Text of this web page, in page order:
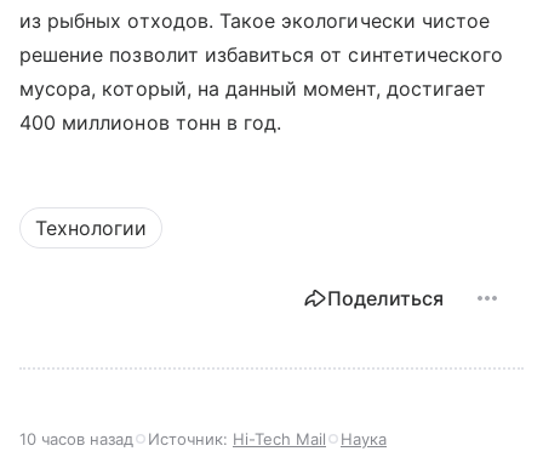
из рыбных отходов. Такое экологически чистое
решение позволит избавиться от синтетического
мусора, который, на данный момент, достигает
400 миллионов тонн в год.
Технологии
Поделиться
10 часов назад Источник: Hi-Tech Mail Наука